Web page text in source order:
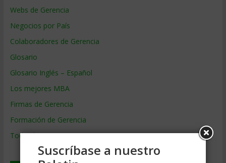
Webs de Gerencia
Negocios por País
Colaboradores de Gerencia
Glosario
Glosario Inglés – Español
Los mejores MBA
Firmas de Gerencia
Formación de Gerencia
Todos los Temas
Suscríbase a nuestro